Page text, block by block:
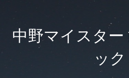
中野マイスター
ック